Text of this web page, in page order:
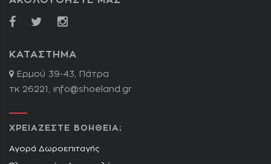
ΚΑΤΑΣΤΗΜΑ
Ερμού 39-43, Πάτρα
τκ 26221, info@shoeland.gr
ΧΡΕΙΑΖΕΣΤΕ ΒΟΗΘΕΙΑ;
Αγορά Δωροεπιταγής